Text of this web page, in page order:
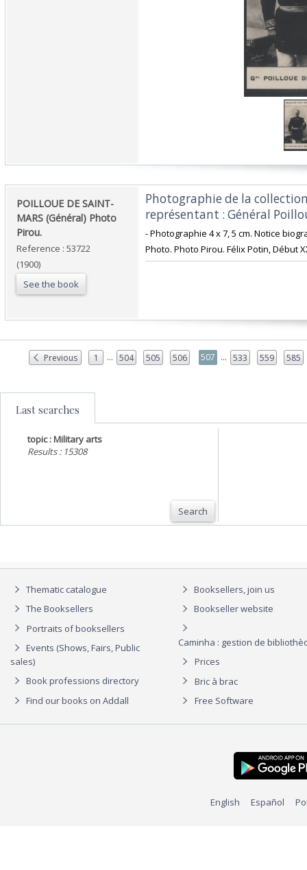
‎POILLOUE DE SAINT-
MARS (Général) Photo
Pirou.‎
Reference : 53722
(1900)
See the book
‎Photographie de la
représentant : Général
‎- Photographie 4 x 7, 5 cm. Notice
‎Photo. Photo Pirou. Félix Potin, Début
Previous 1 ... 504 505 506 507 ... 533 559 585
Last searches
topic : Military arts
Results : 15308
Search
Thematic catalogue
The Booksellers
Portraits of booksellers
Events (Shows, Fairs, Public
sales)
Book professions directory
Find our books on Addall
Booksellers, join us
Bookseller website
Caminha : gestion de
Prices
Bric à brac
Free Software
English Español